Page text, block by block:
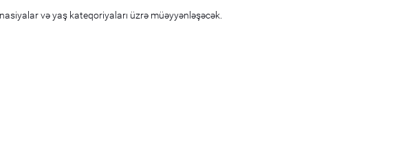
və yaş kateqoriyaları üzrə müəyyənləşəcək.